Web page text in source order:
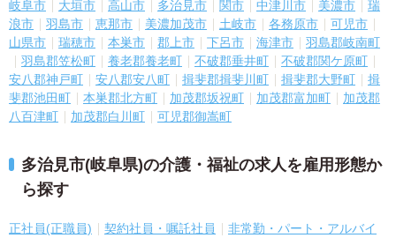
岐阜市 大垣市 高山市 多治見市 関市 中津川市 美濃市
瑞
浪市
羽島市 恵那市 美濃加茂市 土岐市 各務原市
可児市
山県市
瑞穂市 本巣市 郡上市 下呂市 海津市
羽島郡岐南町
羽島郡笠松町
養老郡養老町 不破郡垂井町
不破郡関ケ原町
安八郡神戸町
安八郡安八町 揖斐郡揖斐川町 揖斐郡大野町
揖
斐郡池田町
本巣郡北方町 加茂郡坂祝町 加茂郡富加町
加茂郡
八百津町
加茂郡白川町 可児郡御嵩町
多治見市(岐阜県)の介護・福祉の求人を雇用形態か
ら探す
正社員(正職員) 契約社員・嘱託社員
非常勤・パート・アルバイ